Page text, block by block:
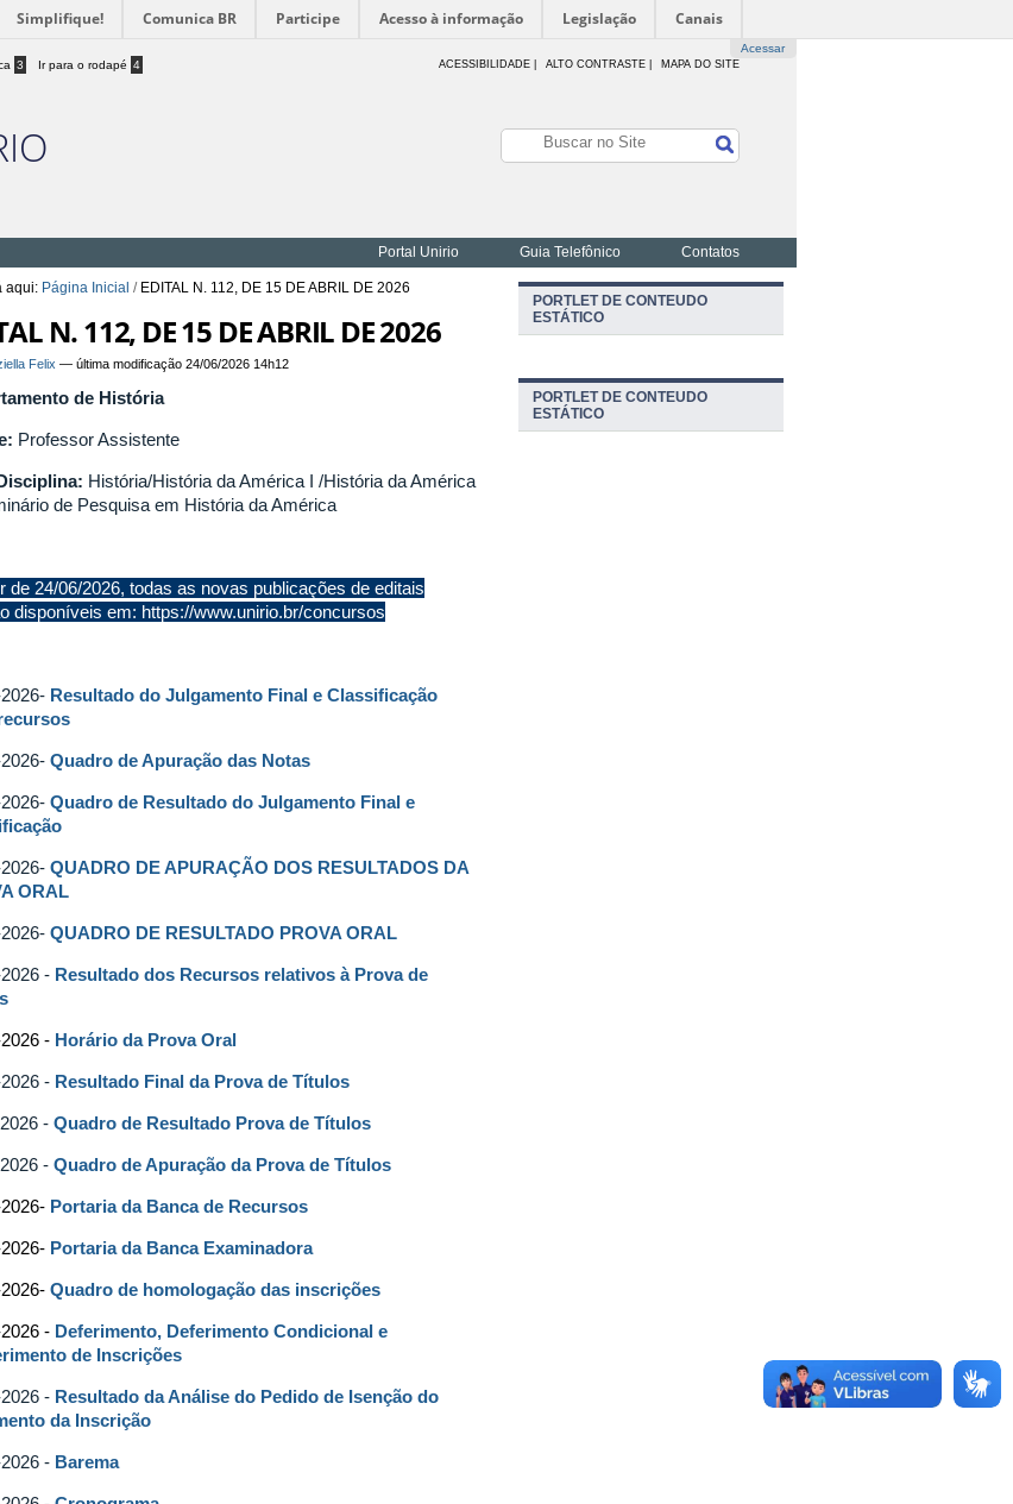
Simplifique! Comunica BR Participe Acesso à informação Legislação Canais
Acessar
3 Ir para o rodapé 4 ACESSIBILIDADE ALTO CONTRASTE | MAPA DO SITE
Portal Unirio Guia Telefônico Contatos
aqui: Página Inicial / EDITAL N. 112, DE 15 DE ABRIL DE 2026
N. 112, DE 15 DE ABRIL DE 2026
Felix —última modificação 24/06/2026 14h12
de História
Professor Assistente
História/História da América I /História da América
de Pesquisa em História da América
de 24/06/2026, todas as novas publicações de editais
disponíveis em: https://www.unirio.br/concursos
Resultado do Julgamento Final e Classificação
2026-Quadro de Apuração das Notas
2026-Quadro de Resultado do Julgamento Final e
2026-QUADRO DE APURAÇÃO DOS RESULTADOS DA
ORAL
2026-QUADRO DE RESULTADO PROVA ORAL
- Resultado dos Recursos relativos à Prova de
- Horário da Prova Oral
- Resultado Final da Prova de Títulos
-Quadro de Resultado Prova de Títulos
-Quadro de Apuração da Prova de Títulos
Portaria da Banca de Recursos
Portaria da Banca Examinadora
Quadro de homologação das inscrições
- Deferimento, Deferimento Condicional e
de Inscrições
- Resultado da Análise do Pedido de Isenção do
da Inscrição
- Barema
PORTLET DE CONTEUDO
ESTÁTICO
PORTLET DE CONTEUDO
ESTÁTICO